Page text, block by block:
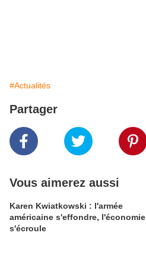
#Actualités
Partager
Vous aimerez aussi
Karen Kwiatkowski : l'armée
américaine s'effondre, l'économie
s'écroule